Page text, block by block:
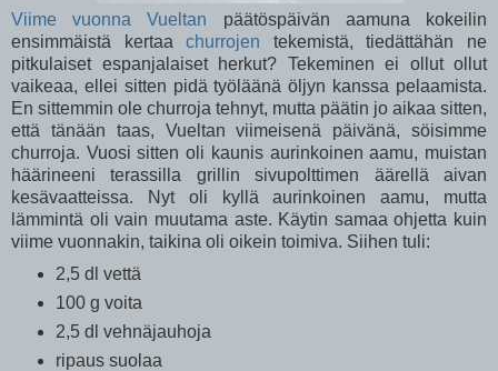
Viime vuonna Vueltan päätöspäivän aamuna kokeilin
ensimmäistä kertaachurrojen tekemistä, tiedättähän ne
pitkulaiset espanjalaiset herkut? Tekeminen ei ollut ollut
vaikeaa, ellei sitten pidä työläänä öljyn kanssa pelaamista.
En sittemmin ole churroja tehnyt, mutta päätin jo aikaa sitten,
että tänään taas, Vueltan viimeisenä päivänä, söisimme
churroja. Vuosi sitten oli kaunis aurinkoinen aamu, muistan
häärineeni terassilla grillin sivupolttimen äärellä aivan
kesävaatteissa. Nyt oli kyllä aurinkoinen aamu, mutta
lämmintä oli vain muutama aste. Käytin samaa ohjetta kuin
viime vuonnakin, taikina oli oikein toimiva. Siihen tuli:
2,5 dl vettä
100 g voita
2,5 dl vehnäjauhoja
ripaus suolaa